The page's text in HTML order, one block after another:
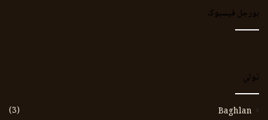
بورجل فیسبوک
ټولي
Baghlan
(3)